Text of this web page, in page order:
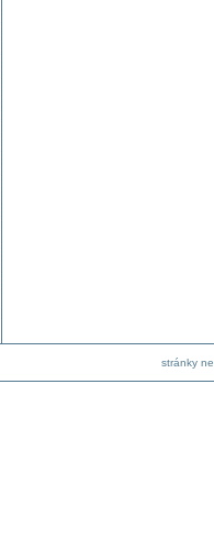
stránky